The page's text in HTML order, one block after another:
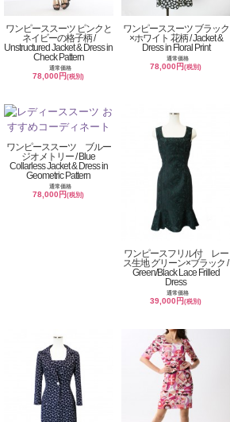
ワンピーススーツ ピンクと
ネイビーの格子柄 /
Unstructured Jacket & Dress in
Check Pattern
通常価格
78,000円(税別)
ワンピーススーツ ブラック
×ホワイト 花柄 / Jacket &
Dress in Floral Print
通常価格
78,000円(税別)
ワンピーススーツ ブルー
ジオメトリー / Blue
Collarless Jacket & Dress in
Geometric Pattern
通常価格
78,000円(税別)
ワンピースフリル付 レー
ス生地 グリーン×ブラック /
Green/Black Lace Frilled
Dress
通常価格
39,000円(税別)